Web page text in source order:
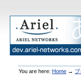
You are here: Home →